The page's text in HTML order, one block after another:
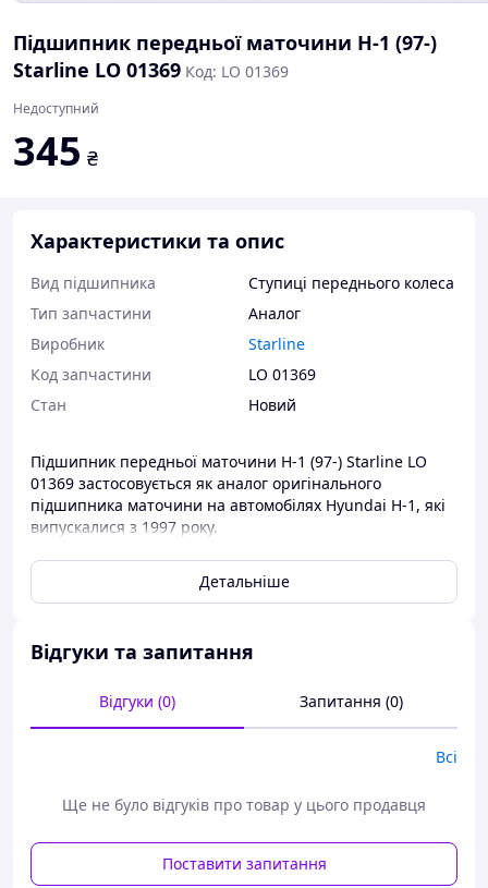
Підшипник передньої маточини H-1 (97-)
Starline LO 01369 Код: LO 01369
Недоступний
345 ₴
Характеристики та опис
Вид підшипника
Ступиці переднього колеса
Тип запчастини
Аналог
Виробник
Starline
Код запчастини
LO 01369
Стан
Новий
Підшипник передньої маточини H-1 (97-) Starline LO
01369 застосовується як аналог оригінального
підшипника маточини на автомобілях Hyundai H-1, які
випускалися з 1997 року.
Підшипники-ступи ви завжди можете придбати в
нашому інтернет-магазині за найдоступнішими цінами.
Детальніше
Відгуки та запитання
Відгуки (0) Запитання (0)
Всі
Ще не було відгуків про товар у цього продавця
Поставити запитання